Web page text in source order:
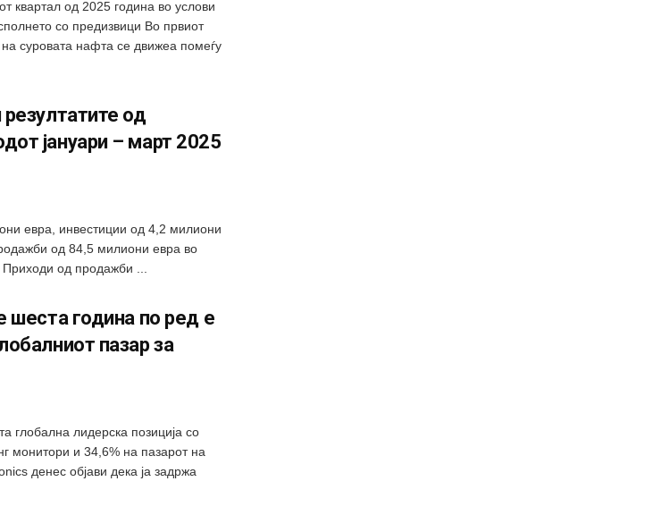
квартал од 2025 година во услови
со предизвици Во првиот
суровата нафта се движеа помеѓу
резултатите од
јануари – март 2025
евра, инвестиции од 4,2 милиони
од 84,5 милиони евра во
од продажби ...
шеста година по ред е
пазар за
глобална лидерска позиција со
монитори и 34,6% на пазарот на
денес објави дека ја задржа